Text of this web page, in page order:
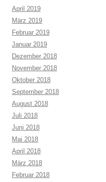
April 2019
März 2019
Februar 2019
Januar 2019
Dezember 2018
November 2018
Oktober 2018
September 2018
August 2018
Juli 2018
Juni 2018
Mai 2018
April 2018
März 2018
Februar 2018